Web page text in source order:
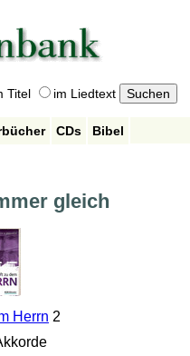
Titel im Liedtext
CDs
Bibel
gleich
Herrn 2